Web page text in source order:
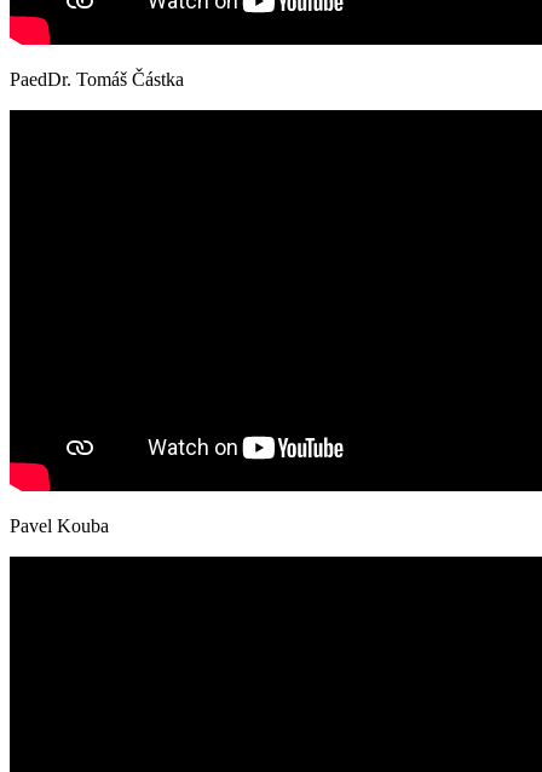
PaedDr. Tomáš Částka
Pavel Kouba